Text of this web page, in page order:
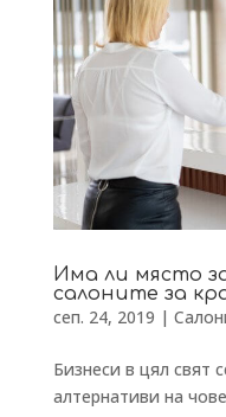
Има ли място
салоните за
сеп. 24, 2019 |
Бизнеси в цял свят
алтернативи на